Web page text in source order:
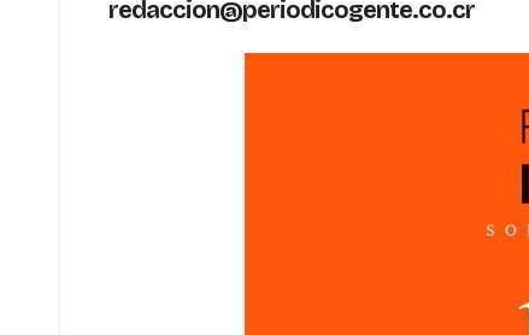
redaccion@periodicogente.co.cr